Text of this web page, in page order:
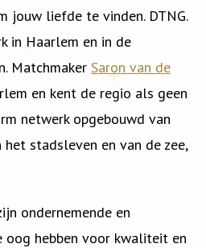
jouw liefde te vinden. DTNG.
in Haarlem en in de
Matchmaker Saron van de
en kent de regio als geen
netwerk opgebouwd van
het stadsleven en van de zee,
ondernemende en
hebben voor kwaliteit en